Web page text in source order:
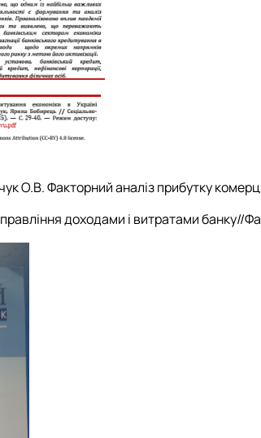
О.В. Факторний аналіз прибутку
доходами і витратами банку//